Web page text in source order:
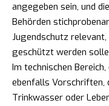
angegeben sein, und
Behörden
Jugendschutz relevant,
geschützt werden
Im technischen
ebenfalls Vorschriften,
Trinkwasser oder